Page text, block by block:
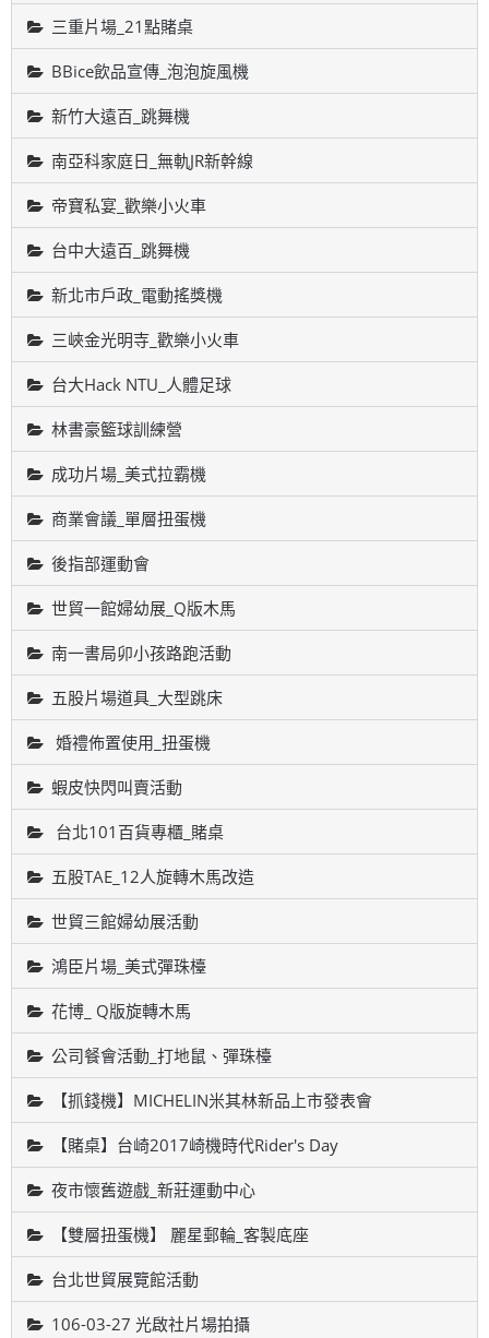
三重片場_21點賭桌
BBice飲品宣傳_泡泡旋風機
新竹大遠百_跳舞機
南亞科家庭日_無軌JR新幹線
帝寶私宴_歡樂小火車
台中大遠百_跳舞機
新北市戶政_電動搖獎機
三峽金光明寺_歡樂小火車
台大Hack NTU_人體足球
林書豪籃球訓練營
成功片場_美式拉霸機
商業會議_單層扭蛋機
後指部運動會
世貿一館婦幼展_Q版木馬
南一書局卯小孩路跑活動
五股片場道具_大型跳床
婚禮佈置使用_扭蛋機
蝦皮快閃叫賣活動
台北101百貨專櫃_賭桌
五股TAE_12人旋轉木馬改造
世貿三館婦幼展活動
鴻臣片場_美式彈珠檯
花博_ Q版旋轉木馬
公司餐會活動_打地鼠、彈珠檯
【抓錢機】MICHELIN米其林新品上市發表會
【賭桌】台崎2017崎機時代Rider's Day
夜市懷舊遊戲_新莊運動中心
【雙層扭蛋機】 麗星郵輪_客製底座
台北世貿展覽館活動
106-03-27 光啟社片場拍攝